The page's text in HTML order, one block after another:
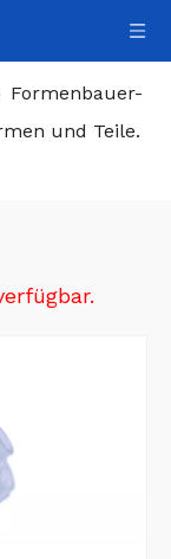
Formenbauer-
und Teile.